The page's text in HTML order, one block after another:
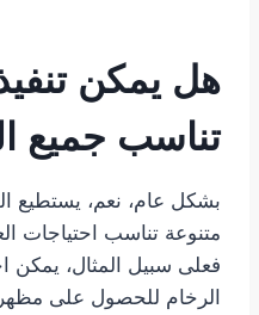
هل يمكن
تناسب جميع
بشكل عام، نعم، يستطيع
متنوعة تناسب احتياجات
فعلى سبيل المثال، يمكن
الرخام للحصول على